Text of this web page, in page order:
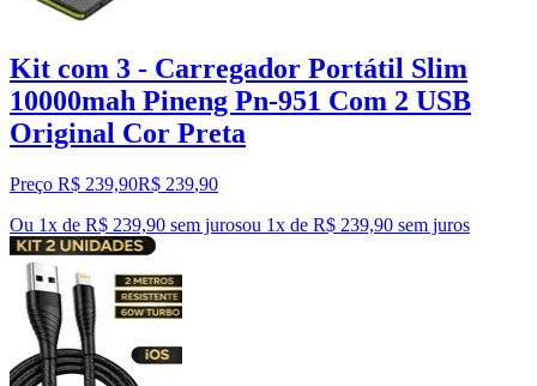
Kit com 3 - Carregador Portátil Slim
10000mah Pineng Pn-951 Com 2 USB
Original Cor Preta
Preço R$ 239,90R$ 239,90
Ou 1x de R$ 239,90 sem jurosou 1x de R$ 239,90 sem juros